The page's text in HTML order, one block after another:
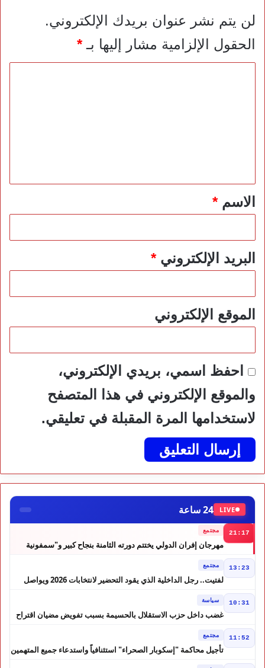
لن يتم نشر عنوان بريدك الإلكتروني.
الحقول الإلزامية مشار إليها بـ*
*الاسم*
البريد الإلكتروني*
الموقع الإلكتروني
احفظ اسمي، بريدي الإلكتروني،
والموقع الإلكتروني في هذا المتصفح
لاستخدامها المرة المقبلة في تعليقي.
LIVE 24 ساعة
21:17 مجتمع
مهرجان إفران الدولي يختتم دورته الثامنة بنجاح كبير و"سمفونية
13:23 مجتمع
لفتيت.. رجل الداخلية الذي يقود التحضير لانتخابات 2026 ويواصل
10:31 سياسة
غضب داخل حزب الاستقلال بالحسيمة بسبب تفويض مضيان اقتراح
11:52 مجتمع
تأجيل محاكمة "إسكوبار الصحراء" استئنافياً واستدعاء جميع المتهمين